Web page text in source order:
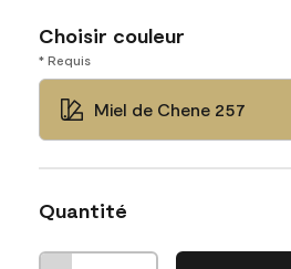
Choisir couleur
* Requis
Miel de Chene 257
Quantité